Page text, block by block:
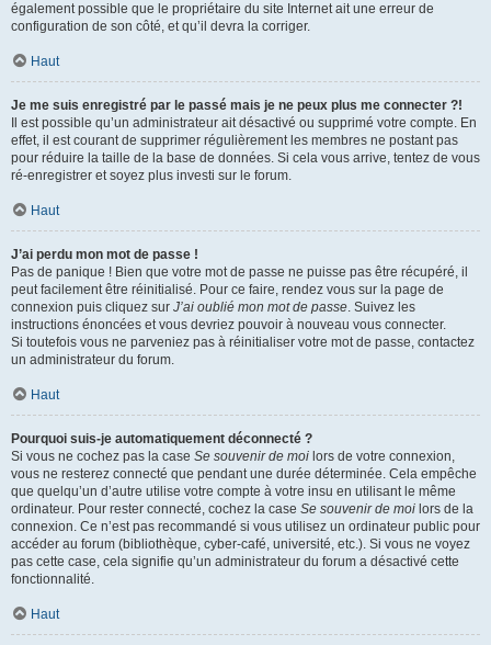
également possible que le propriétaire du site Internet ait une erreur de
configuration de son côté, et qu’il devra la corriger.
Haut
Je me suis enregistré par le passé mais je ne peux plus me connecter ?!
Il est possible qu’un administrateur ait désactivé ou supprimé votre compte. En
effet, il est courant de supprimer régulièrement les membres ne postant pas
pour réduire la taille de la base de données. Si cela vous arrive, tentez de vous
ré-enregistrer et soyez plus investi sur le forum.
Haut
J’ai perdu mon mot de passe !
Pas de panique ! Bien que votre mot de passe ne puisse pas être récupéré, il
peut facilement être réinitialisé. Pour ce faire, rendez vous sur la page de
connexion puis cliquez sur J’ai oublié mon mot de passe. Suivez les
instructions énoncées et vous devriez pouvoir à nouveau vous connecter.
Si toutefois vous ne parveniez pas à réinitialiser votre mot de passe, contactez
un administrateur du forum.
Haut
Pourquoi suis-je automatiquement déconnecté ?
Si vous ne cochez pas la case Se souvenir de moi lors de votre connexion,
vous ne resterez connecté que pendant une durée déterminée. Cela empêche
que quelqu’un d’autre utilise votre compte à votre insu en utilisant le même
ordinateur. Pour rester connecté, cochez la case Se souvenir de moi lors de la
connexion. Ce n’est pas recommandé si vous utilisez un ordinateur public pour
accéder au forum (bibliothèque, cyber-café, université, etc.). Si vous ne voyez
pas cette case, cela signifie qu’un administrateur du forum a désactivé cette
fonctionnalité.
Haut